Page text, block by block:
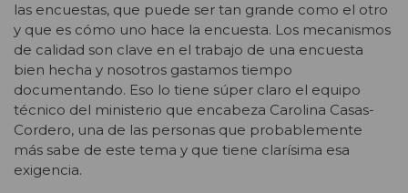
las encuestas, que puede ser tan grande como el otro
y que es cómo uno hace la encuesta. Los mecanismos
de calidad son clave en el trabajo de una encuesta
bien hecha y nosotros gastamos tiempo
documentando. Eso lo tiene súper claro el equipo
técnico del ministerio que encabeza Carolina Casas-
Cordero, una de las personas que probablemente
más sabe de este tema y que tiene clarísima esa
exigencia.